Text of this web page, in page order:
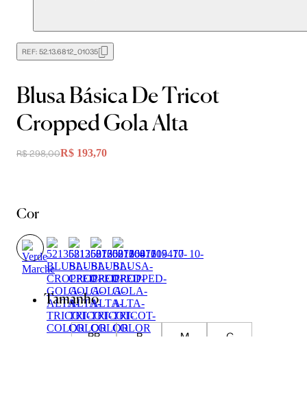
REF: 52.13.6812_01035
Blusa Básica De Tricot
Cropped Gola Alta
R$ 298,00R$ 193,70
Cor
Tamanho
PP P M G